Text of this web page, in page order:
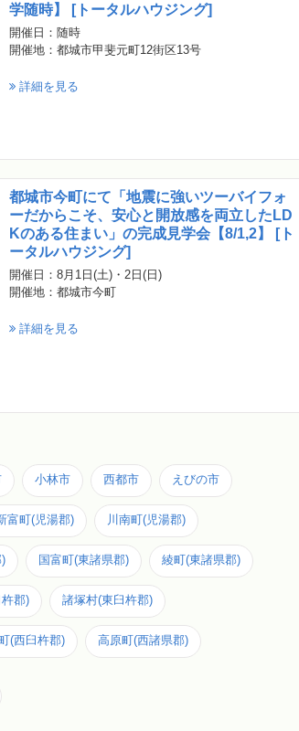
学随時】 [トータルハウジング]
開催日：随時
開催地：都城市甲斐元町12街区13号
詳細を見る
都城市今町にて「地震に強いツーバイフォ
ーだからこそ、安心と開放感を両立したLD
Kのある住まい」の完成見学会【8/1,2】 [ト
ータルハウジング]
開催日：8月1日(土)・2日(日)
開催地：都城市今町
詳細を見る
小林市 西都市 えびの市
富町(児湯郡) 川南町(児湯郡)
国富町(東諸県郡) 綾町(東諸県郡)
郡) 諸塚村(東臼杵郡)
(西臼杵郡) 高原町(西諸県郡)